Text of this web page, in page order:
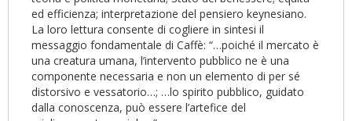
ed efficienza; interpretazione del pensiero keynesiano.
La loro lettura consente di cogliere in sintesi il
messaggio fondamentale di Caffè: “…poiché il mercato è
una creatura umana, l’intervento pubblico ne è una
componente necessaria e non un elemento di per sé
distorsivo e vessatorio…; …lo spirito pubblico, guidato
dalla conoscenza, può essere l’artefice del